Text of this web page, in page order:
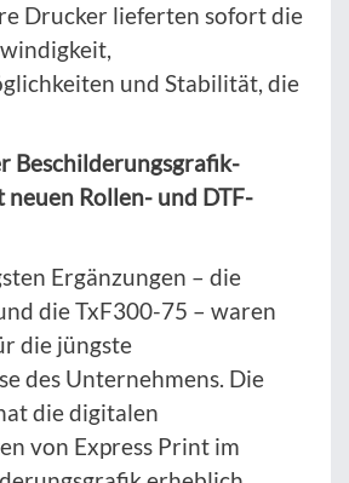
Drucker lieferten sofort die
und Stabilität, die
Beschilderungsgrafik-
Rollen- und DTF-
Ergänzungen – die
die TxF300-75 – waren
die jüngste
des Unternehmens. Die
die digitalen
von Express Print im